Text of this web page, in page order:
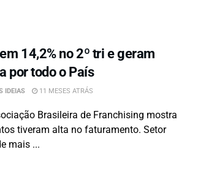
14,2% no 2º tri e geram
por todo o País
IDEIAS 11 MESES ATRÁS
Brasileira de Franchising mostra
tiveram alta no faturamento. Setor
mais ...